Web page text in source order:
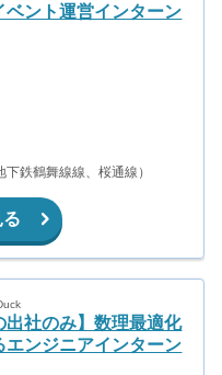
ベント運営インターン
鉄鶴舞線線、桜通線）
出社のみ】数理最適化
エンジニアインターン